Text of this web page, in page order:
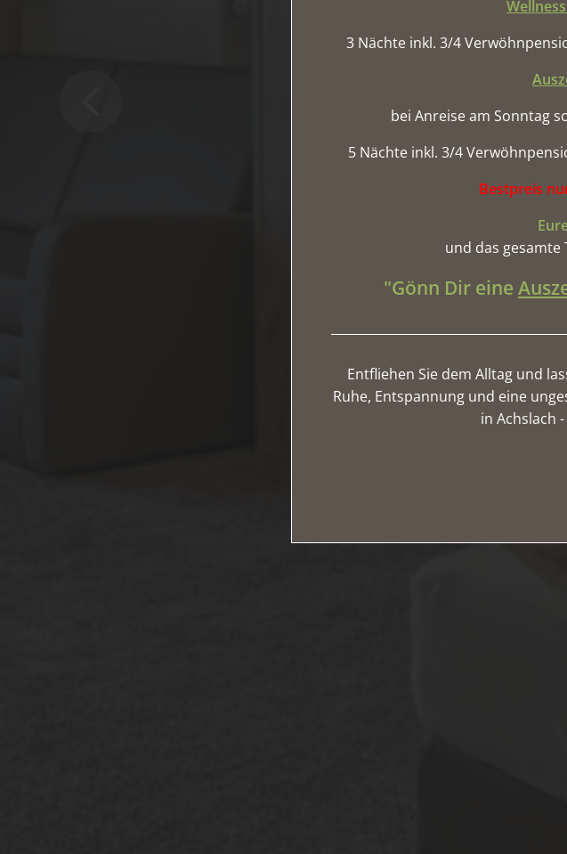
3 Nächte inkl. 3/4
bei Anreise am Sonntag
5 Nächte inkl. 3/4
Bestpreis
und das gesamte
"Gönn Dir eine
Entfliehen Sie dem Alltag und
Ruhe, Entspannung und eine
in Achslach